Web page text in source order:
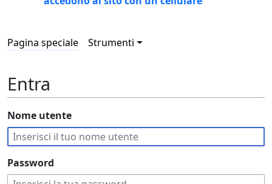
Pagina speciale Strumenti
Entra
Nome utente
Password